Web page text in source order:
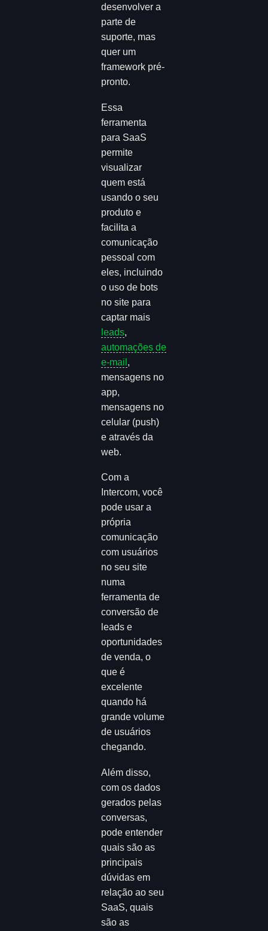
desenvolver a
parte de
suporte, mas
quer um
framework pré-
pronto.
Essa
ferramenta
para SaaS
permite
visualizar
quem está
usando o seu
produto e
facilita a
comunicação
pessoal com
eles, incluindo
o uso de bots
no site para
captar mais
leads,
automações de
e-mail ,
mensagens no
app,
mensagens no
celular (push)
e através da
web.
Com a
Intercom, você
pode usar a
própria
comunicação
com usuários
no seu site
numa
ferramenta de
conversão de
leads e
oportunidades
de venda, o
que é
excelente
quando há
grande volume
de usuários
chegando.
Além disso,
com os dados
gerados pelas
conversas,
pode entender
quais são as
principais
dúvidas em
relação ao seu
SaaS, quais
são as